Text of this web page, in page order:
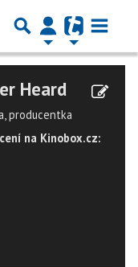
Heard
producentka
na Kinobox.cz: